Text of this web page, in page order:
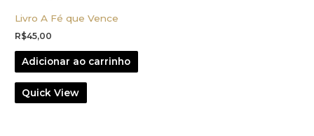
Livro A Fé que Vence
R$45,00
Adicionar ao carrinho
Quick View